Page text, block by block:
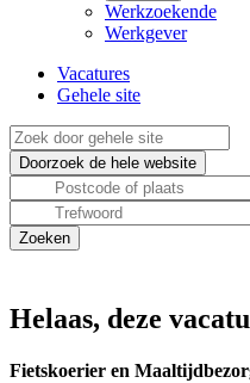
Werkzoekende
Werkgever
Vacatures
Gehele site
Helaas, deze
Fietskoerier en